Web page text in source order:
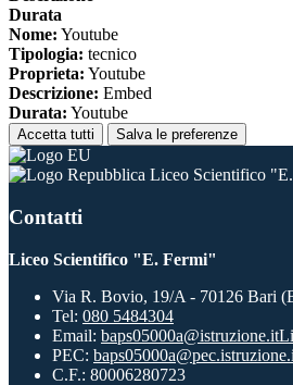
Durata
Nome: Youtube
Tipologia: tecnico
Proprieta: Youtube
Descrizione: Embed
Durata: Youtube
Accetta tutti Salva le preferenze
Liceo Scientifico
Contatti
Liceo Scientifico "E. Fermi"
Via R. Bovio, 19/A - 70126 Bari
Tel: 080 5484304
Email: baps05000a@istruzione.it
PEC:
C.F.: 80006280723